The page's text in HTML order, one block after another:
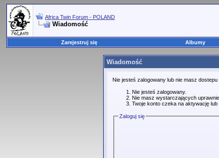
Africa Twin Forum - POLAND
Wiadomość
Zarejestruj się Albumy
Wiadomość
Nie jesteś zalogowany lub nie masz
Nie jesteś zalogowany.
Nie masz wystarczających
Twoje konto czeka na aktywację lub
Zaloguj się